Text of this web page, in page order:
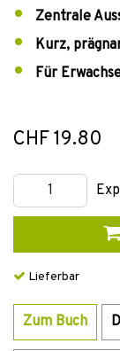
Zentrale
Kurz,
Für
CHF 19.80
Lieferbar
Zum Buch